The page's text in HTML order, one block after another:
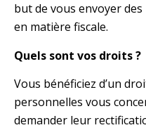
but de vous envoyer
en matière fiscale.
Quels sont vos droits ?
Vous bénéficiez d’un
personnelles vous
demander leur